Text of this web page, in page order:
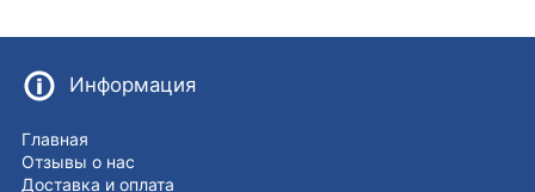
Информация
Главная
Отзывы о нас
Доставка и оплата